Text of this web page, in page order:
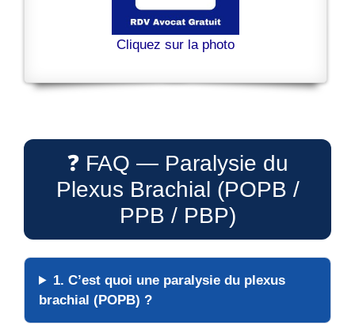
Cliquez sur la photo
❓ FAQ — Paralysie du
Plexus Brachial (POPB /
PPB / PBP)
1. C’est quoi une paralysie du plexus
brachial (POPB) ?